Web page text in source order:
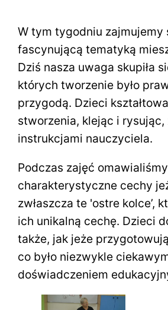
W tym tygodniu zajmujemy
fascynującą tematyką
Dziś nasza uwaga skupiła
których tworzenie było
przygodą. Dzieci
stworzenia, klejąc i rysując,
instrukcjami nauczyciela.
Podczas zajęć omawialiśmy
charakterystyczne cechy
zwłaszcza te 'ostre kolce’,
ich unikalną cechę. Dzieci
także, jak jeże
co było niezwykle
doświadczeniem